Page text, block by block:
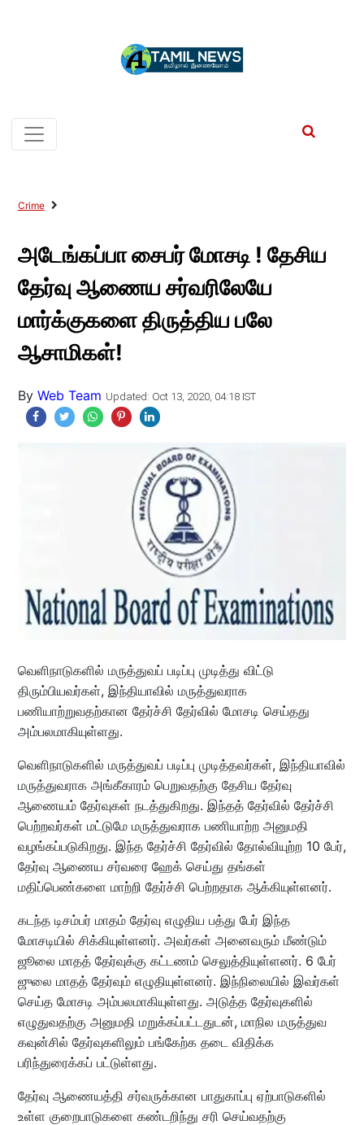
Crime
அடேங்கப்பா சைபர் மோசடி ! தேசிய
தேர்வு ஆணைய சர்வரிலேயே
மார்க்குகளை திருத்திய பலே
ஆசாமிகள்!
By Web Team Updated: Oct 13, 2020, 04:18 IST
வெளிநாடுகளில் மருத்துவப் படிப்பு முடித்து விட்டு
திரும்பியவர்கள், இந்தியாவில் மருத்துவராக
பணியாற்றுவதற்கான தேர்ச்சி தேர்வில் மோசடி செய்தது
அம்பலமாகியுள்ளது.
வெளிநாடுகளில் மருத்துவப் படிப்பு முடித்தவர்கள், இந்தியாவில்
மருத்துவராக அங்கீகாரம் பெறுவதற்கு தேசிய தேர்வு
ஆணையம் தேர்வுகள் நடத்துகிறது. இந்தத் தேர்வில் தேர்ச்சி
பெற்றவர்கள் மட்டுமே மருத்துவராக பணியாற்ற அனுமதி
வழங்கப்படுகிறது. இந்த தேர்ச்சி தேர்வில் தோல்வியுற்ற 10 பேர்,
தேர்வு ஆணைய சர்வரை ஹேக் செய்து தங்கள்
மதிப்பெண்களை மாற்றி தேர்ச்சி பெற்றதாக ஆக்கியுள்ளனர்.
கடந்த டிசம்பர் மாதம் தேர்வு எழுதிய பத்து பேர் இந்த
மோசடியில் சிக்கியுள்ளனர். அவர்கள் அனைவரும் மீண்டும்
ஜூலை மாதத் தேர்வுக்கு கட்டணம் செலுத்தியுள்ளனர். 6 பேர்
ஜுலை மாதத் தேர்வும் எழுதியுள்ளனர். இந்நிலையில் இவர்கள்
செய்த மோசடி அம்பலமாகியுள்ளது. அடுத்த தேர்வுகளில்
எழுதுவதற்கு அனுமதி மறுக்கப்பட்டதுடன், மாநில மருத்துவ
கவுன்சில் தேர்வுகளிலும் பங்கேற்க தடை விதிக்க
பரிந்துரைக்கப் பட்டுள்ளது.
தேர்வு ஆணையத்தி சர்வருக்கான பாதுகாப்பு ஏற்பாடுகளில்
உள்ள குறைபாடுகளை கண்டறிந்து சரி செய்வதற்கு